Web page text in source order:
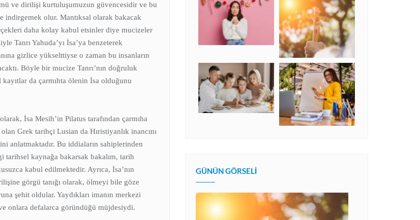
ve dirilişi kurtuluşumuzun güvencesidir ve bu
olur. Mantıksal olarak bakacak
daha kolay kabul etsinler diye mucizeler
Tanrı Yahuda’yı İsa’ya benzeterek
gizlice yükselttiyse o zaman bu insanların
Böyle bir mucize Tanrı’nın doğruluk
da çarmıhta ölenin İsa olduğunu
İsa Mesih’in Pilatus tarafından çarmıha
Grek tarihçi Lusian da Hıristiyanlık inancını
anlatmaktadır. Bu iddiaların sahiplerinden
kaynağa bakarsak bakalım, tarih
kabul edilmektedir. Ayrıca, İsa’nın
görgü tanığı olarak, ölmeyi bile göze
şehit oldular. Yaydıkları imanın merkezi
onlara defalarca göründüğü müjdesiydi.
GÜNÜN GÖRSELI